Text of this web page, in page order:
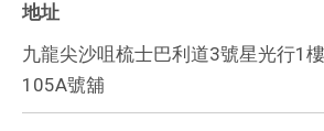
地址
九龍尖沙咀梳士巴利道3號星光行1
105A號舖